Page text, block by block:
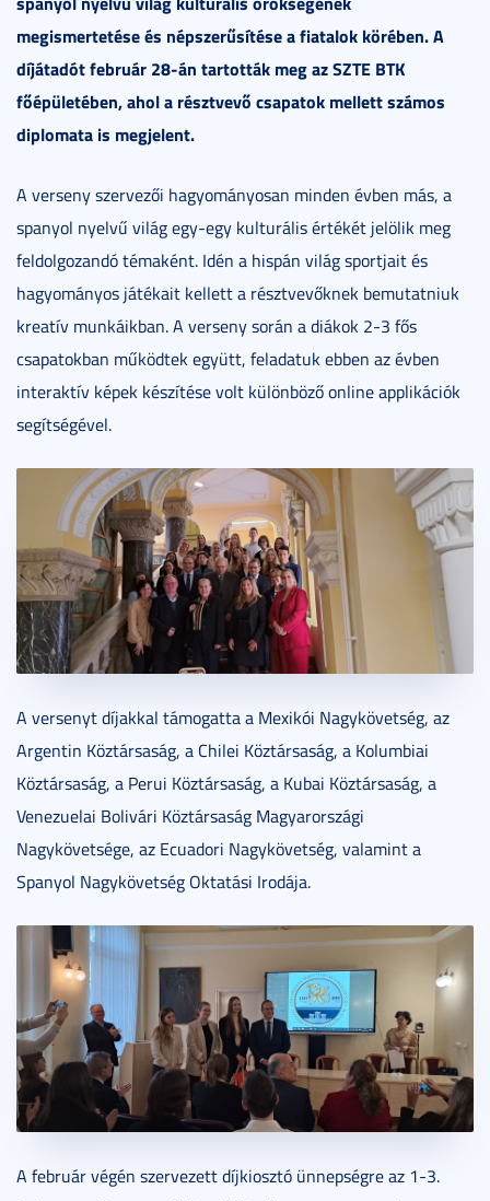
megismertetése és népszerűsítése a fiatalok körében. A
díjátadót február 28-án tartották meg az SZTE BTK
főépületében, ahol a résztvevő csapatok mellett számos
diplomata is megjelent.
A verseny szervezői hagyományosan minden évben más, a
spanyol nyelvű világ egy-egy kulturális értékét jelölik meg
feldolgozandó témaként. Idén a hispán világ sportjait és
hagyományos játékait kellett a résztvevőknek bemutatniuk
kreatív munkáikban. A verseny során a diákok 2-3 fős
csapatokban működtek együtt, feladatuk ebben az évben
interaktív képek készítése volt különböző online applikációk
segítségével.
A versenyt díjakkal támogatta a Mexikói Nagykövetség, az
Argentin Köztársaság, a Chilei Köztársaság, a Kolumbiai
Köztársaság, a Perui Köztársaság, a Kubai Köztársaság, a
Venezuelai Bolivári Köztársaság Magyarországi
Nagykövetsége, az Ecuadori Nagykövetség, valamint a
Spanyol Nagykövetség Oktatási Irodája.
A február végén szervezett díjkiosztó ünnepségre az 1-3.